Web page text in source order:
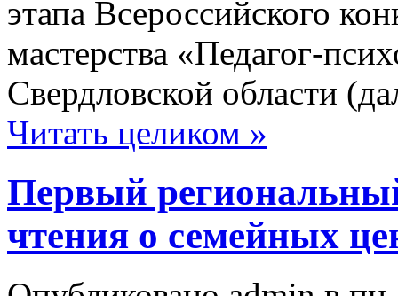
этапа Всероссийского
мастерства «Педагог-
Свердловской области
Читать целиком »
Первый
чтения о семейных